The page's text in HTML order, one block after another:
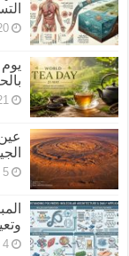
20
21
5 مايو، 2026
4 مايو، 2026